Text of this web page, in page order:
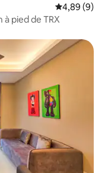
Évaluation
4,89 (9)
à pied de TRX